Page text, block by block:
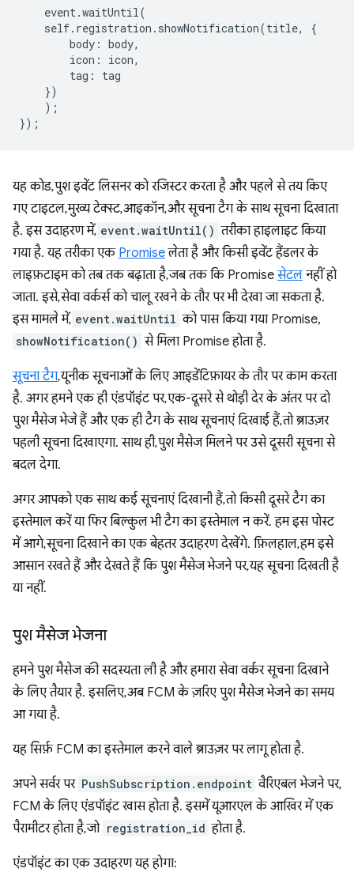
event.waitUntil(
self. registration . showNotification(title,
{
body : body,
icon : icon,
tag :
tag
})
);
});
यह कोड, पुश इवेंट लिसनर को रजिस्टर करता है और पहले से तय किए
गए टाइटल, मुख्य टेक्स्ट, आइकॉन, और सूचना टैग के साथ सूचना दिखाता
है. इस उदाहरण में, event.waitUntil() तरीका हाइलाइट किया
गया है. यह तरीका एक Promiseलेता है और किसी इवेंट हैंडलर के
लाइफ़टाइम को तब तक बढ़ाता है, जब तक कि Promiseसेटल नहीं हो
जाता. इसे, सेवा वर्कर्स को चालू रखने के तौर पर भी देखा जा सकता है.
इस मामले में, event.waitUntil को पास किया गया Promise,
showNotification() से मिला Promise होता है.
सूचना टैग, यूनीक सूचनाओं के लिए आइडेंटिफ़ायर के तौर पर काम करता
है. अगर हमने एक ही एंडपॉइंट पर, एक-दूसरे से थोड़ी देर के अंतर पर दो
पुश मैसेज भेजे हैं और एक ही टैग के साथ सूचनाएं दिखाई हैं, तो ब्राउज़र
पहली सूचना दिखाएगा. साथ ही, पुश मैसेज मिलने पर उसे दूसरी सूचना से
बदल देगा.
अगर आपको एक साथ कई सूचनाएं दिखानी हैं, तो किसी दूसरे टैग का
इस्तेमाल करें या फिर बिल्कुल भी टैग का इस्तेमाल न करें. हम इस पोस्ट
में आगे, सूचना दिखाने का एक बेहतर उदाहरण देखेंगे. फ़िलहाल, हम इसे
आसान रखते हैं और देखते हैं कि पुश मैसेज भेजने पर, यह सूचना दिखती है
या नहीं.
पुश मैसेज भेजना
हमने पुश मैसेज की सदस्यता ली है और हमारा सेवा वर्कर सूचना दिखाने
के लिए तैयार है. इसलिए, अब FCM के ज़रिए पुश मैसेज भेजने का समय
आ गया है.
यह सिर्फ़ FCM का इस्तेमाल करने वाले ब्राउज़र पर लागू होता है.
अपने सर्वर पर PushSubscription.endpoint वैरिएबल भेजने पर,
FCM के लिए एंडपॉइंट खास होता है. इसमें यूआरएल के आखिर में एक
पैरामीटर होता है, जो registration_id होता है.
एंडपॉइंट का एक उदाहरण यह होगा: